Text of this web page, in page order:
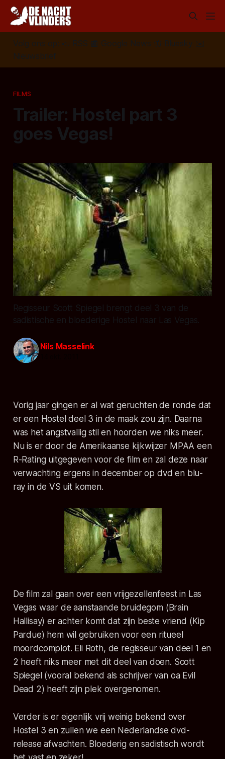
Volg ons op: 📣 RSS 📰 Google News 🦋 Bluesky
✉️
Nieuwsbrief
FILMS
Trailer: Hostel part 3
goes Vegas!
Regisseur Scott Spiegel brengt deel 3 van de
sadistische en bloederige Hostel naar Las Vegas.
Nils Masselink
Vorig jaar gingen er al wat geruchten de ronde dat
er een Hostel deel 3 in de maak zou zijn. Daarna
was het angstvallig stil en hoorden we niks meer.
Nu is er door de Amerikaanse kijkwijzer MPAA een
R-Rating uitgegeven voor de film en zal deze naar
verwachting ergens in december op dvd en blu-
ray in de VS uit komen.
De film zal gaan over een vrijgezellenfeest in Las
Vegas waar de aanstaande bruidegom (Brain
Hallisay) er achter komt dat zijn beste vriend (Kip
Pardue) hem wil gebruiken voor een ritueel
moordcomplot. Eli Roth, de regisseur van deel 1 en
2 heeft niks meer met dit deel van doen. Scott
Spiegel (vooral bekend als schrijver van oa Evil
Dead 2) heeft zijn plek overgenomen.
Verder is er eigenlijk vrij weinig bekend over
Hostel 3 en zullen we een Nederlandse dvd-
release afwachten. Bloederig en sadistisch wordt